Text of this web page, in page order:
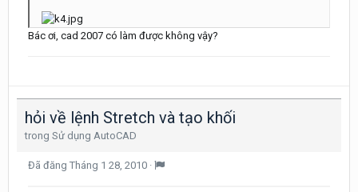
Bác ơi, cad 2007 có làm được không vậy?
hỏi về lệnh Stretch và tạo khối
trong Sử dụng AutoCAD
Đã đăng Tháng 1 28, 2010 ·